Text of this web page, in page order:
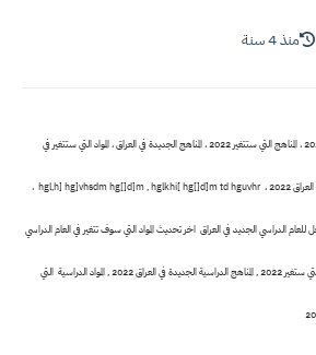
منذ 4 سنة
مناهج 2022 في العراق ، المناهج الجديدة 2022 ، المناهج التي ستتغير 2022 ، المناهج الجديدة في العراق ، المواد التي ستتغير في
العراق 2022 ، المواد الدراسية التي ستتغير في العراق 2022 ، hgl,h] hg]vhsdm hg[]d]m , hglkhi[ hg[]d]m td hguvhr ،
ستتغير لكل المراحل للعام الدراسي الجديد في العراق اخر تحديث المواد التي سوف تتغير في العام الدراسي
الجديد 2021 القادم المواد الدراسية العراق التي ستغير 2022 , المناهج الدراسية الجديدة في العراق 2022 , المواد الدراسية التي